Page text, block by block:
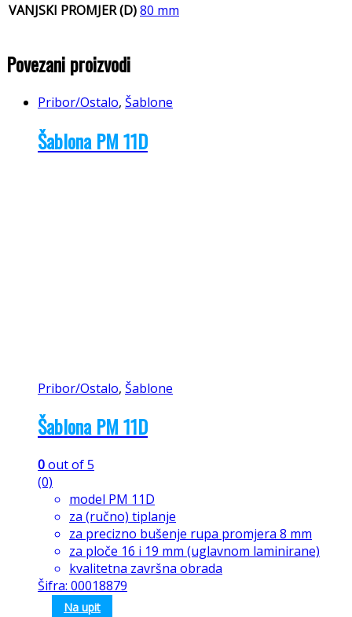
VANJSKI PROMJER (D)80 mm
Povezani proizvodi
Pribor/Ostalo, Šablone
Šablona PM 11D
Pribor/Ostalo, Šablone
Šablona PM 11D
0out of 5
(0)
model PM 11D
za (ručno) tiplanje
za precizno bušenje rupa promjera 8 mm
za ploče 16 i 19 mm (uglavnom laminirane)
kvalitetna završna obrada
Šifra: 00018879
Na upit